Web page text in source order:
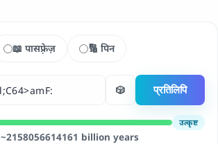
📖 पासफ़्रेज़ 🔢 पिन
🎲 प्रतिलिपि
उत्कृष्ट
~2158056614161 billion years